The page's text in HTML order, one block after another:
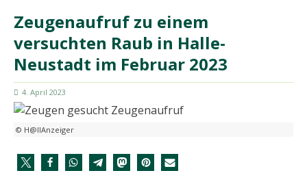
Zeugenaufruf zu einem
versuchten Raub in Halle-
Neustadt im Februar 2023
4. April 2023
© H@llAnzeiger